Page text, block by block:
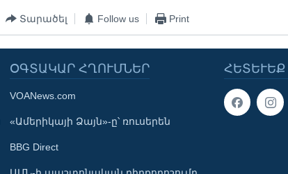
Տարածել Follow us Print
ՕԳՏԱԿԱՐ ՀՂՈՒՄՆԵՐ
VOANews.com
«Ամերիկայի Ձայն»-ը՝ ռուսերեն
BBG Direct